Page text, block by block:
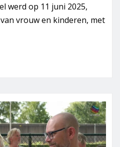
werd op 11 juni 2025,
vrouw en kinderen, met